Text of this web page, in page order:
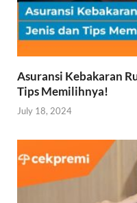
Asuransi Kebakaran
Tips Memilihnya!
July 18, 2024